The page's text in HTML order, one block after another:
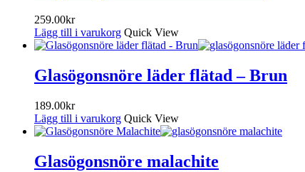
259.00kr
Lägg till i varukorg Quick View
Glasögonsnöre läder flätad – Brun
189.00kr
Lägg till i varukorg Quick View
Glasögonsnöre malachite